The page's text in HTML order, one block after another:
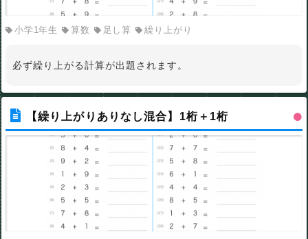
小学1年生 算数 足し算 繰り上がり
必ず繰り上がる計算が出題されます。
【繰り上がりありなし混合】1桁＋1桁